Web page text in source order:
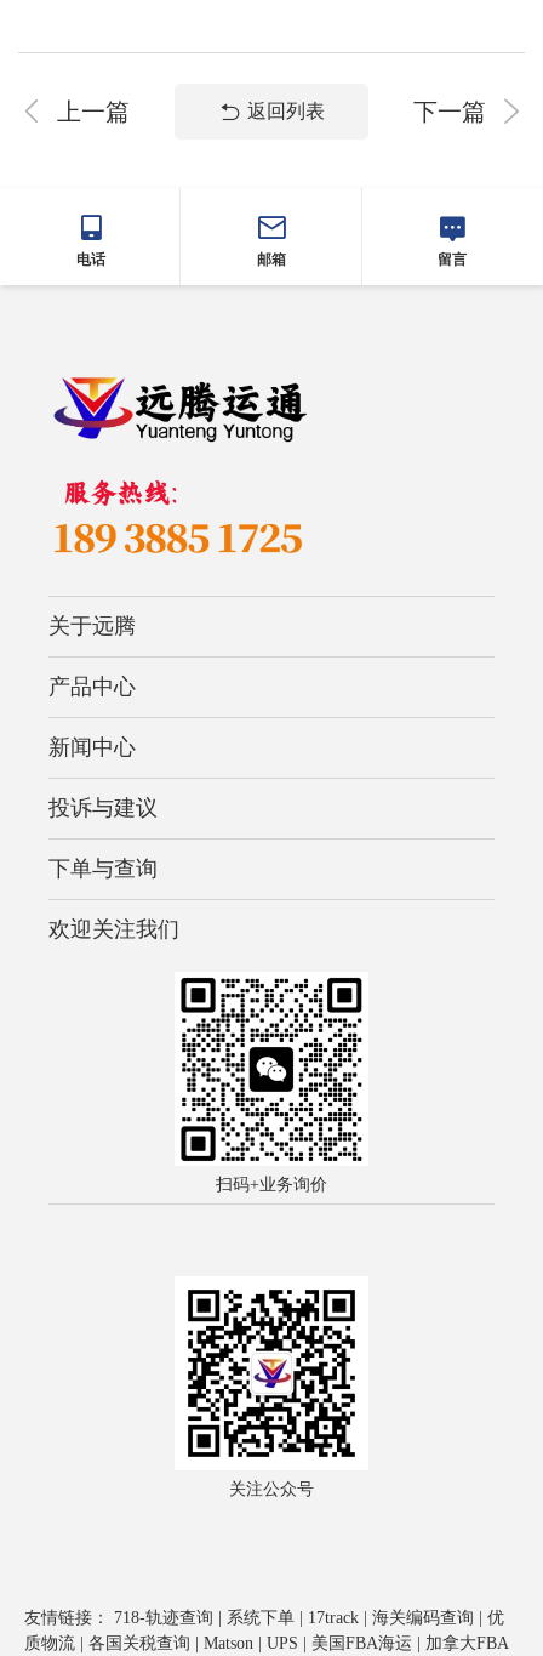
上一篇 返回列表 下一篇
电话 邮箱 留言
关于远腾
产品中心
新闻中心
投诉与建议
下单与查询
欢迎关注我们
扫码+业务询价
关注公众号
友情链接： 718-轨迹查询 | 系统下单 | 17track | 海关编码查询 | 优
质物流 | 各国关税查询 | Matson | UPS | 美国FBA海运 | 加拿大FBA